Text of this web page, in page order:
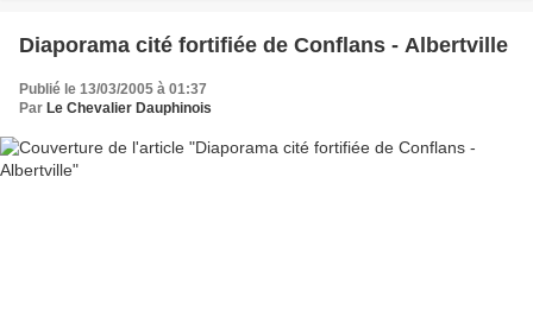
Diaporama cité fortifiée de Conflans - Albertville
Publié le 13/03/2005 à 01:37
Par Le Chevalier Dauphinois